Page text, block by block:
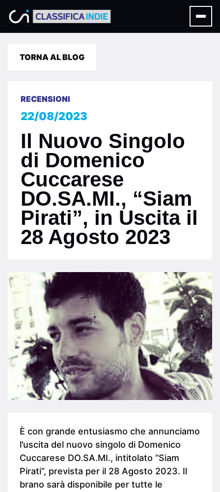
TORNA AL BLOG
RECENSIONI
22/08/2023
Il Nuovo Singolo
di Domenico
Cuccarese
DO.SA.MI., “Siam
Pirati”, in Uscita il
28 Agosto 2023
È con grande entusiasmo che annunciamo
l’uscita del nuovo singolo di Domenico
Cuccarese DO.SA.MI., intitolato “Siam
Pirati”, prevista per il 28 Agosto 2023. Il
brano sarà disponibile per tutte le